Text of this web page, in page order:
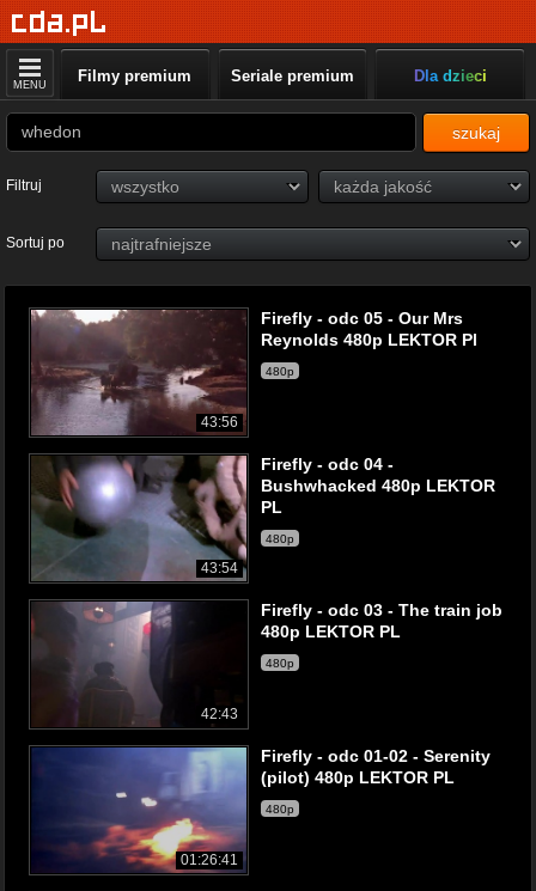
MENU Filmy premium Seriale premium Dla dzieci
szukaj
Filtruj
Sortuj po
43:56
Firefly - odc 05 - Our Mrs
Reynolds 480p LEKTOR Pl
480p
43:54
Firefly - odc 04 -
Bushwhacked 480p LEKTOR
PL
480p
42:43
Firefly - odc 03 - The train job
480p LEKTOR PL
480p
01:26:41
Firefly - odc 01-02 - Serenity
(pilot) 480p LEKTOR PL
480p